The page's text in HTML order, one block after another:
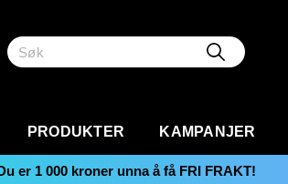
PRODUKTER KAMPANJER
er 1 000 kroner unna å få FRI FRAKT!